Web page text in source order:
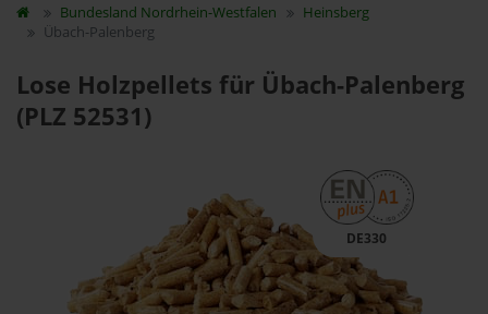
Bundesland Nordrhein-Westfalen
Heinsberg
Übach-Palenberg
Lose Holzpellets für Übach-Palenberg
(PLZ 52531)
DE330